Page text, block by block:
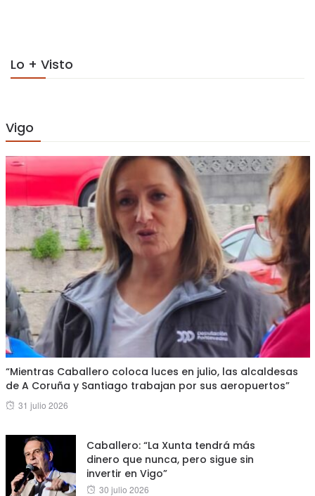
Lo + Visto
Vigo
“Mientras Caballero coloca luces en julio, las alcaldesas
de A Coruña y Santiago trabajan por sus aeropuertos”
Posted
31 julio 2026
Caballero: “La Xunta tendrá más
dinero que nunca, pero sigue sin
invertir en Vigo”
Posted
30 julio 2026